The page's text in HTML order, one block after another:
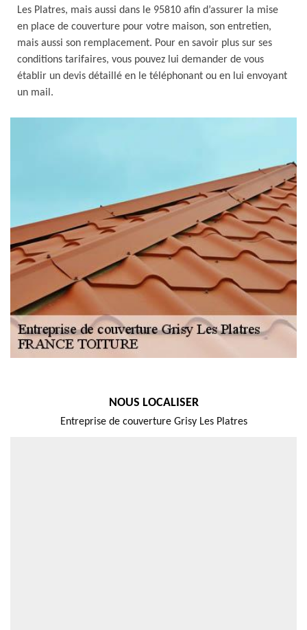
Les Platres, mais aussi dans le 95810 afin d’assurer la mise
en place de couverture pour votre maison, son entretien,
mais aussi son remplacement. Pour en savoir plus sur ses
conditions tarifaires, vous pouvez lui demander de vous
établir un devis détaillé en le téléphonant ou en lui envoyant
un mail.
NOUS LOCALISER
Entreprise de couverture Grisy Les Platres